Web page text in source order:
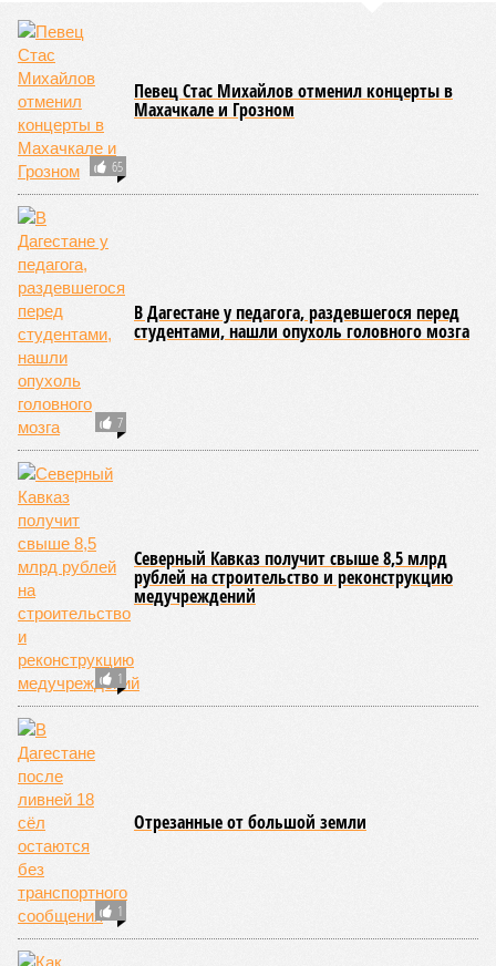
каменно-арочного моста полностью прервано сообщение с
селом Буршаг, и возобновить движение там рассчитывают
лишь к 17 июля.
В Гунибском районе на стратегической дороге «Гуниб –
Кумух» бурные потоки полностью уничтожили подъездные
пути к мостовому переходу, в результате чего от внешнего
мира оказались отрезаны сразу шесть населённых
пунктов. Ещё четыре посёлка лишились транспортного
сообщения в Лакском районе, где в настоящий момент
функционирует временная схема движения.
На региональной трассе «Мамраш – Ташкапур –
Араканский мост», пролегающей по Гергебильскому району,
водная стихия размыла дорожное полотно на семи
вынужденно пущен по альтернативным маршрутам до тех
пор, пока не спадёт уровень воды в реке Кара-Койсу, что
ожидается не ранее 17 июля.
В Дахадаевском районе транспортное сообщение с одним
из сёл прервано из-за масштабного оползня, сошедшего на
проезжую часть дороги Ашты – Дирбакмахи, и открыть
движение там планируют лишь 18 июля. В Рутульском
районе без транспортного сообщения продолжают
оставаться ещё три населённых пункта.
В Тляратинском районе специалистам удалось наладить
сообщение с семью сёлами по временной схеме. В
Унцукульском районе движение по-прежнему полностью
перекрыто на автомобильной дороге «Араканская
площадка – Унцукуль – Сагринский мост», при этом
организованы объездные маршруты, а непосредственно к
аварийно-восстановительным работам рассчитывают
приступить только после существенного снижения напора
воды, сбрасываемой из штольни Ирганайской ГЭС,
ориентировочно к 15 августа.
В Чародинском районе на дороге «Цуриб – Арчиб»
транспортное сообщение с 18 населёнными пунктами было
восстановлено по временной схеме, однако подъездные